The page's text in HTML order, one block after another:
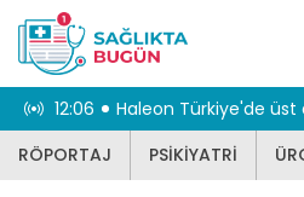
12:06 Haleon Türkiye'de üst
RÖPORTAJ
PSİKİYATRİ